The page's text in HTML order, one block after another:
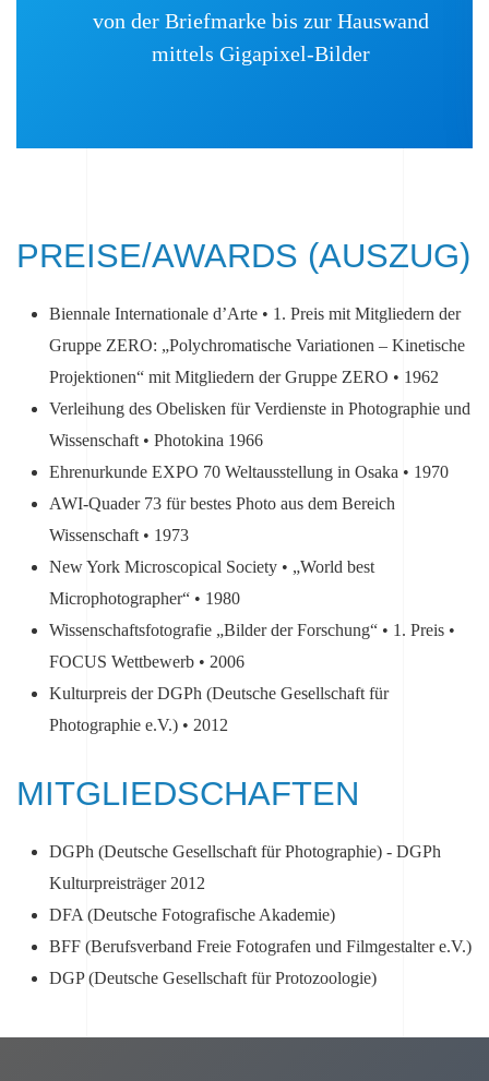
von der Briefmarke bis zur Hauswand
mittels Gigapixel-Bilder
PREISE/AWARDS (AUSZUG)
Biennale Internationale d’Arte • 1. Preis mit Mitgliedern der
Gruppe ZERO: „Polychromatische Variationen – Kinetische
Projektionen“ mit Mitgliedern der Gruppe ZERO • 1962
Verleihung des Obelisken für Verdienste in Photographie und
Wissenschaft • Photokina 1966
Ehrenurkunde EXPO 70 Weltausstellung in Osaka • 1970
AWI-Quader 73 für bestes Photo aus dem Bereich
Wissenschaft • 1973
New York Microscopical Society • „World best
Microphotographer“ • 1980
Wissenschaftsfotografie „Bilder der Forschung“ • 1. Preis •
FOCUS Wettbewerb • 2006
Kulturpreis der DGPh (Deutsche Gesellschaft für
Photographie e.V.) • 2012
MITGLIEDSCHAFTEN
DGPh (Deutsche Gesellschaft für Photographie) - DGPh
Kulturpreisträger 2012
DFA (Deutsche Fotografische Akademie)
BFF (Berufsverband Freie Fotografen und Filmgestalter e.V.)
DGP (Deutsche Gesellschaft für Protozoologie)